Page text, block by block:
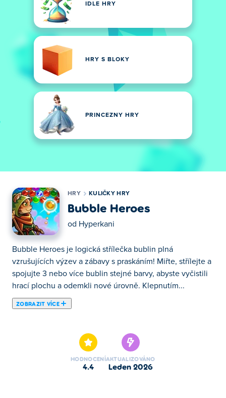
IDLE HRY
HRY S BLOKY
PRINCEZNY HRY
HRY KULIČKY HRY
Bubble Heroes
od Hyperkani
Bubble Heroes je logická střílečka bublin plná
vzrušujících výzev a zábavy s praskáním! Miřte, střílejte a
spojujte 3 nebo více bublin stejné barvy, abyste vyčistili
hrací plochu a odemkli nové úrovně. Klepnutím...
ZOBRAZIT VÍCE
spojujte 3 nebo více bublin stejné barvy, abyste vyčistili
hrací plochu a odemkli nové úrovně. Klepnutím
přepínejte barvy bublin, pečlivě plánujte své střely a
HODNOCENÍ
4.4
AKTUALIZOVÁNO
leden 2026